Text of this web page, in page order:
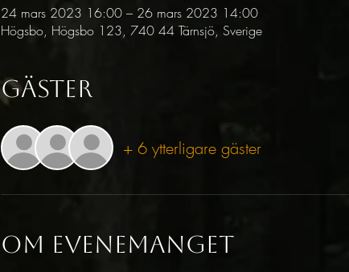
24 mars 2023 16:00 – 26 mars 2023 14:00
Högsbo, Högsbo 123, 740 44 Tärnsjö, Sverige
Gäster
+ 6 ytterligare gäster
Om evenemanget